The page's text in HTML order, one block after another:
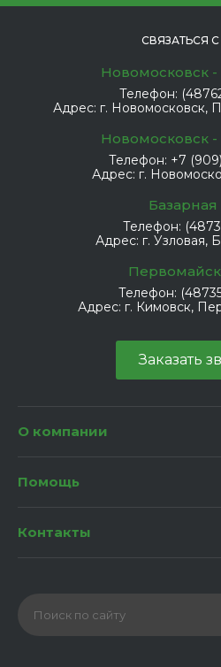
СВЯЗАТЬСЯ
Новомосковск -
Телефон:
Адрес: г. Новомосковск,
Новомосковск -
Телефон: +7
Адрес: г.
Базарная
Телефон:
Адрес: г. Узловая,
Телефон:
Адрес: г. Кимовск,
Заказать
О компании
Помощь
Контакты